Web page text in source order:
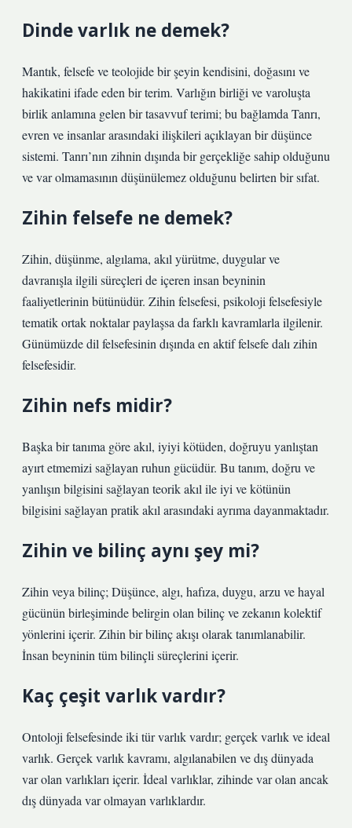
Dinde varlık ne demek?
Mantık, felsefe ve teolojide bir şeyin kendisini, doğasını ve
hakikatini ifade eden bir terim. Varlığın birliği ve varoluşta
birlik anlamına gelen bir tasavvuf terimi; bu bağlamda Tanrı,
evren ve insanlar arasındaki ilişkileri açıklayan bir düşünce
sistemi. Tanrı’nın zihnin dışında bir gerçekliğe sahip olduğunu
ve var olmamasının düşünülemez olduğunu belirten bir sıfat.
Zihin felsefe ne demek?
Zihin, düşünme, algılama, akıl yürütme, duygular ve
davranışla ilgili süreçleri de içeren insan beyninin
faaliyetlerinin bütünüdür. Zihin felsefesi, psikoloji felsefesiyle
tematik ortak noktalar paylaşsa da farklı kavramlarla ilgilenir.
Günümüzde dil felsefesinin dışında en aktif felsefe dalı zihin
felsefesidir.
Zihin nefs midir?
Başka bir tanıma göre akıl, iyiyi kötüden, doğruyu yanlıştan
ayırt etmemizi sağlayan ruhun gücüdür. Bu tanım, doğru ve
yanlışın bilgisini sağlayan teorik akıl ile iyi ve kötünün
bilgisini sağlayan pratik akıl arasındaki ayrıma dayanmaktadır.
Zihin ve bilinç aynı şey mi?
Zihin veya bilinç; Düşünce, algı, hafıza, duygu, arzu ve hayal
gücünün birleşiminde belirgin olan bilinç ve zekanın kolektif
yönlerini içerir. Zihin bir bilinç akışı olarak tanımlanabilir.
İnsan beyninin tüm bilinçli süreçlerini içerir.
Kaç çeşit varlık vardır?
Ontoloji felsefesinde iki tür varlık vardır; gerçek varlık ve ideal
varlık. Gerçek varlık kavramı, algılanabilen ve dış dünyada
var olan varlıkları içerir. İdeal varlıklar, zihinde var olan ancak
dış dünyada var olmayan varlıklardır.